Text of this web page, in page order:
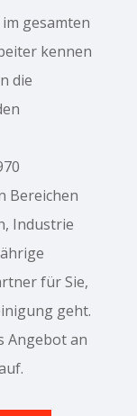
gesamten
kennen
die
Bereichen
Industrie
für Sie,
geht.
Angebot an